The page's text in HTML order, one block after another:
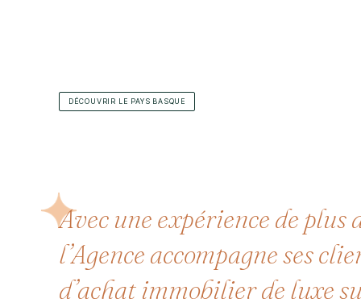
DÉCOUVRIR LE PAYS BASQUE
Avec une expérience de
l’Agence accompagne ses
d’achat immobilier de luxe